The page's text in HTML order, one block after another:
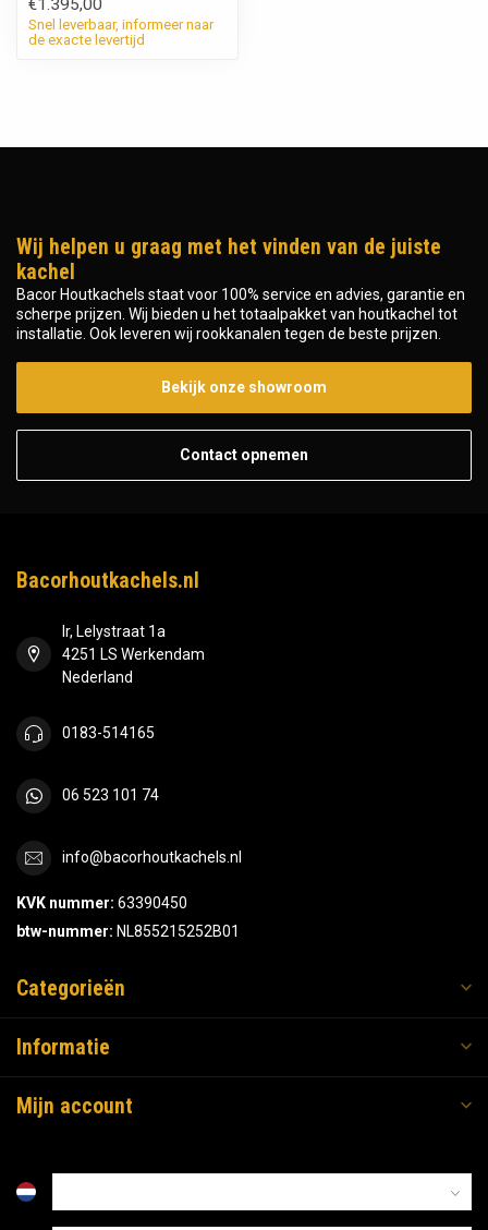
€1.395,00
Snel leverbaar, informeer naar
de exacte levertijd
Wij helpen u graag met het vinden van de juiste
kachel
Bacor Houtkachels staat voor 100% service en advies, garantie en
scherpe prijzen. Wij bieden u het totaalpakket van houtkachel tot
installatie. Ook leveren wij rookkanalen tegen de beste prijzen.
Bekijk onze showroom
Contact opnemen
Bacorhoutkachels.nl
Ir, Lelystraat 1a
4251 LS Werkendam
Nederland
0183-514165
06 523 101 74
info@bacorhoutkachels.nl
KVK nummer: 63390450
btw-nummer: NL855215252B01
Categorieën
Informatie
Mijn account